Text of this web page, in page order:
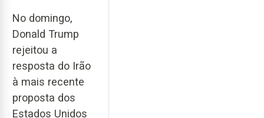
No domingo,
Donald Trump
rejeitou a
resposta do Irão
à mais recente
proposta dos
Estados Unidos